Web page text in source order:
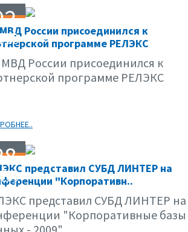
России присоединился к
программе РЕЛЭКС
России присоединился к
программе РЕЛЭКС
представил СУБД ЛИНТЕР на
"Корпоративн..
представил СУБД ЛИНТЕР на
"Корпоративные базы